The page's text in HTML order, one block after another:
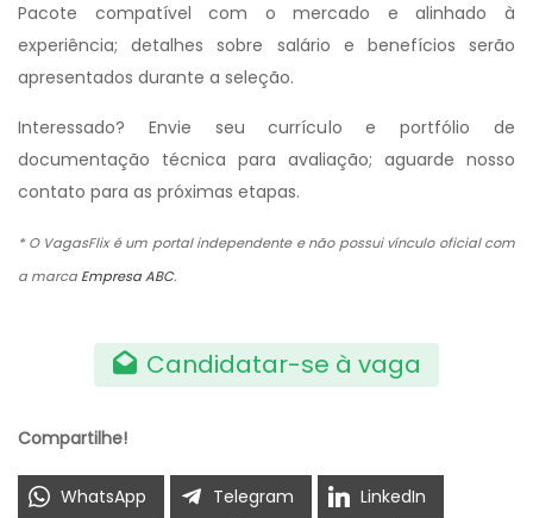
Pacote compatível com o mercado e alinhado à
experiência; detalhes sobre salário e benefícios serão
apresentados durante a seleção.
Interessado? Envie seu currículo e portfólio de
documentação técnica para avaliação; aguarde nosso
contato para as próximas etapas.
* O VagasFlix é um portal independente e não possui vínculo oficial com
a marca Empresa ABC.
Candidatar-se à vaga
Compartilhe!
WhatsApp Telegram
LinkedIn